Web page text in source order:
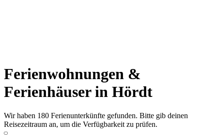
Ferienwohnungen &
Ferienhäuser in Hördt
Wir haben 180 Ferienunterkünfte gefunden. Bitte gib deinen
Reisezeitraum an, um die Verfügbarkeit zu prüfen.